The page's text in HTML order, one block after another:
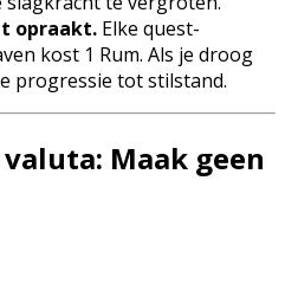
opraakt. Elke quest-
kost 1 Rum. Als je droog
progressie tot stilstand.
Maak geen